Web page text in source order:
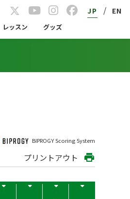
JP / EN
レッスン グッズ
BIPROGY Scoring System
プリントアウト print